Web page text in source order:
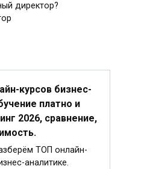
директор?
курсов бизнес-
платно и
2026, сравнение,
ТОП онлайн-
аналитике.